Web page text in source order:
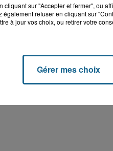
cliquant sur "Accepter et fermer", ou
également refuser en cliquant sur
à jour vos choix, ou retirer votre
Gérer mes choix